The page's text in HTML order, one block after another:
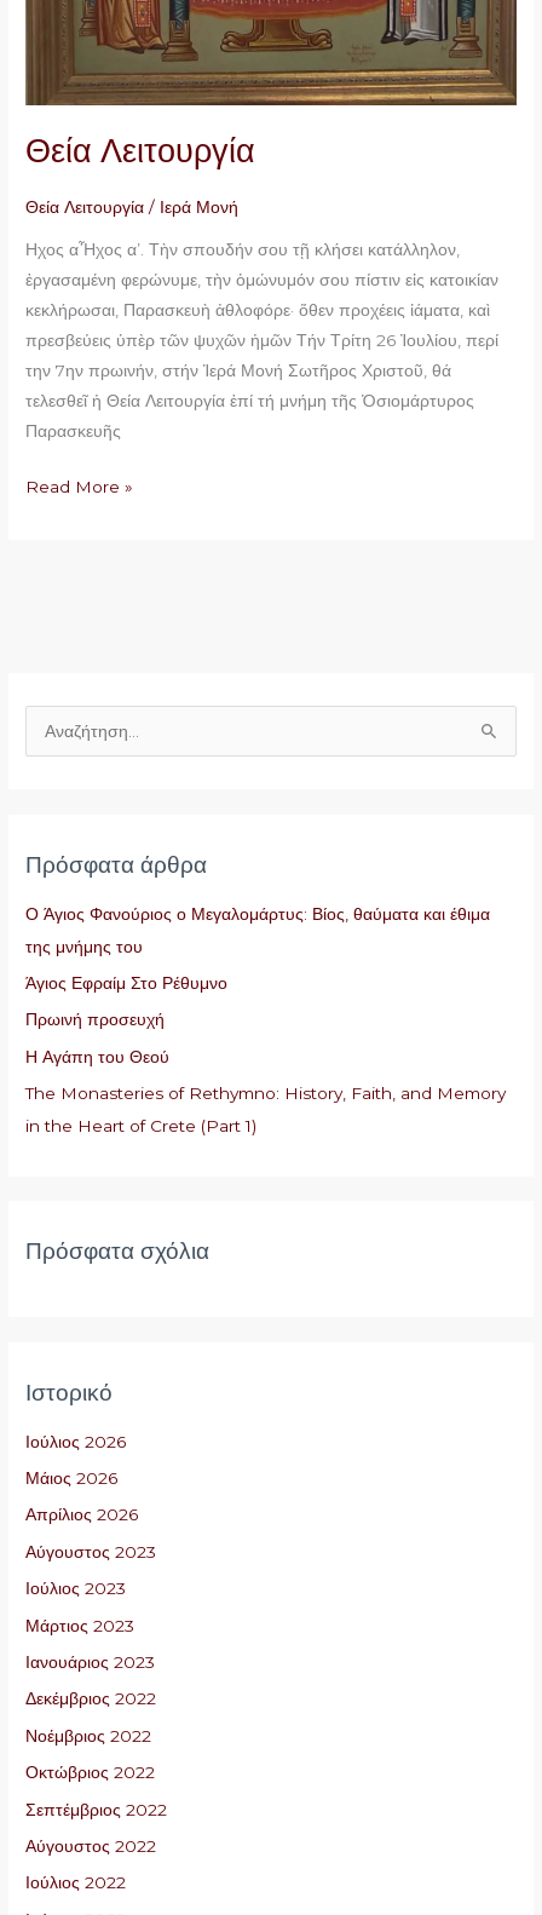
Θεία Λειτουργία
Θεία Λειτουργία / Ιερά Μονή
Ηχος αἮχος α’. Τὴν σπουδήν σου τῇ κλήσει κατάλληλον,
ἐργασαμένη φερώνυμε, τὴν ὁμώνυμόν σου πίστιν εἰς κατοικίαν
κεκλήρωσαι, Παρασκευὴ ἀθλοφόρε· ὅθεν προχέεις ἰάματα, καὶ
πρεσβεύεις ὑπὲρ τῶν ψυχῶν ἡμῶν Τήν Τρίτη 26 Ἰουλίου, περί
την 7ην πρωινήν, στήν Ἱερά Μονή Σωτῆρος Χριστοῦ, θά
τελεσθεῖ ἡ Θεία Λειτουργία ἐπί τή μνήμη τῆς Ὁσιομάρτυρος
Παρασκευῆς
Read More »
γ
ι
α
:
Πρόσφατα άρθρα
Ο Άγιος Φανούριος ο Μεγαλομάρτυς: Βίος, θαύματα και έθιμα
της μνήμης του
Άγιος Εφραίμ Στο Ρέθυμνο
Πρωινή προσευχή
Η Αγάπη του Θεού
The Monasteries of Rethymno: History, Faith, and Memory
in the Heart of Crete (Part 1)
Πρόσφατα σχόλια
Ιστορικό
Ιούλιος 2026
Μάιος 2026
Απρίλιος 2026
Αύγουστος 2023
Ιούλιος 2023
Μάρτιος 2023
Ιανουάριος 2023
Δεκέμβριος 2022
Νοέμβριος 2022
Οκτώβριος 2022
Σεπτέμβριος 2022
Αύγουστος 2022
Ιούλιος 2022